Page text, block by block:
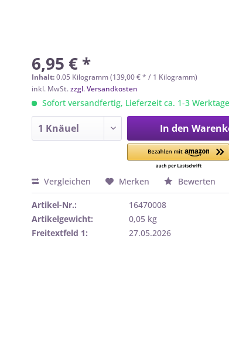
6,95 € *
Inhalt:0.05 Kilogramm (139,00 € * / 1 Kilogramm)
inkl. MwSt.zzgl. Versandkosten
Sofort versandfertig, Lieferzeit ca. 1-3 Werktage
In den
Vergleichen Merken Bewerten
Artikel-Nr.:
16470008
Artikelgewicht:
0,05 kg
Freitextfeld 1:
27.05.2026